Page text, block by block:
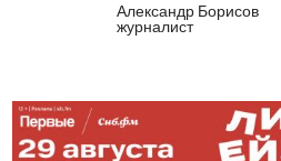
Александр Борисов
журналист